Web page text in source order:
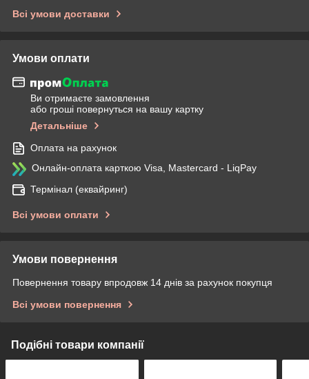
Всі умови доставки
Умови оплати
Ви отримаєте замовлення
або гроші повернуться на вашу картку
Детальніше
Оплата на рахунок
Онлайн-оплата карткою Visa, Mastercard - LiqPay
Термінал (еквайринг)
Всі умови оплати
Умови повернення
Повернення товару впродовж 14 днів за рахунок покупця
Всі умови повернення
Подібні товари компанії